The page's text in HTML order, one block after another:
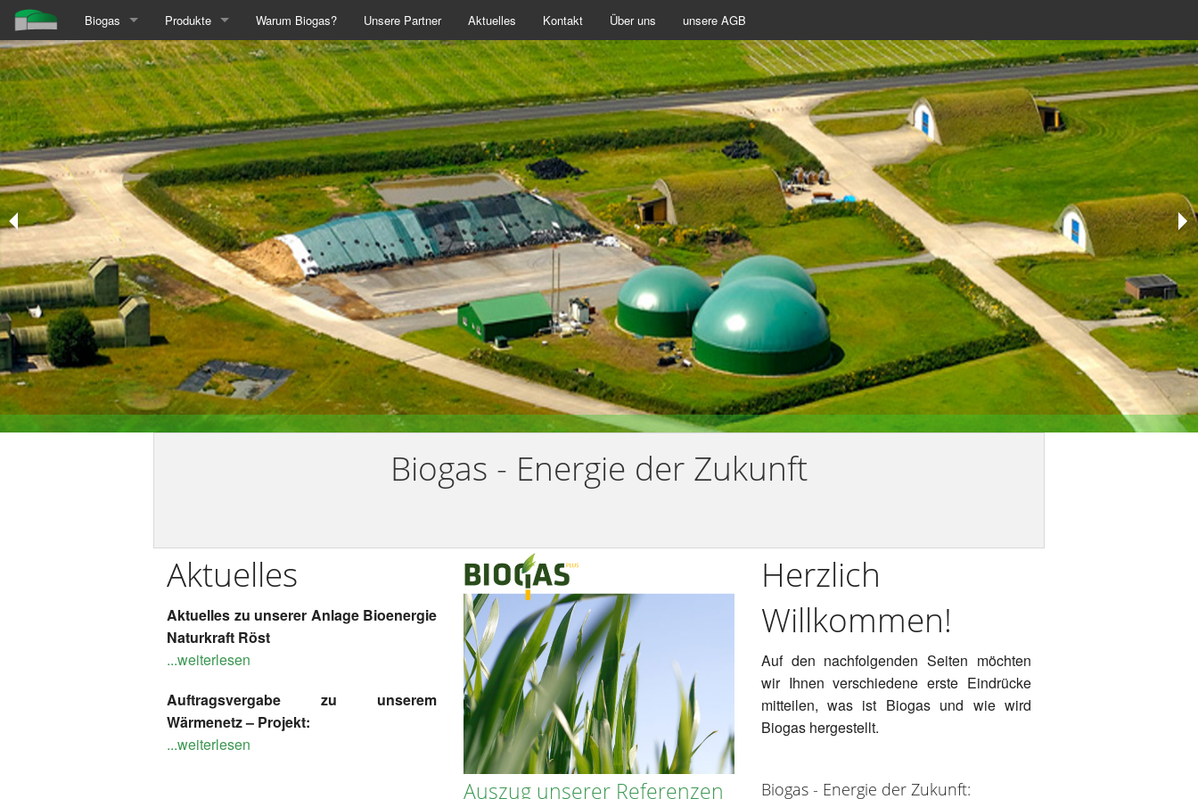
Biogas Produkte Warum Biogas? Unsere Partner Aktuelles Kontakt Über uns unsere AGB
Biogas - Energie der Zukunft
Aktuelles
Aktuelles zu unserer Anlage Bioenergie
Naturkraft Röst
...weiterlesen
Auftragsvergabe zu unserem
Wärmenetz – Projekt:
...weiterlesen
Auszug unserer Referenzen
Herzlich
Willkommen!
Auf den nachfolgenden Seiten möchten
wir Ihnen verschiedene erste Eindrücke
mitteilen, was ist Biogas und wie wird
Biogas hergestellt.
Biogas - Energie der Zukunft: